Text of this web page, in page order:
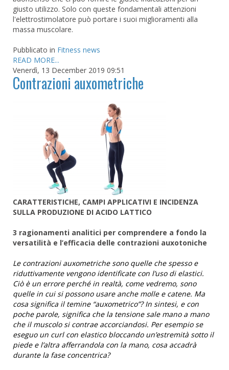
giusto utilizzo. Solo con queste fondamentali attenzioni
l'elettrostimolatore può portare i suoi miglioramenti alla
massa muscolare.
Pubblicato in Fitness news
READ MORE...
Venerdì, 13 December 2019 09:51
Contrazioni auxometriche
CARATTERISTICHE, CAMPI APPLICATIVI E INCIDENZA
SULLA PRODUZIONE DI ACIDO LATTICO
3 ragionamenti analitici per comprendere a fondo la
versatilità e l’efficacia delle contrazioni auxotoniche
Le contrazioni auxometriche sono quelle che spesso e
riduttivamente vengono identificate con l’uso di elastici.
Ciò è un errore perché in realtà, come vedremo, sono
quelle in cui si possono usare anche molle e catene. Ma
cosa significa il temine “auxometrico”? In sintesi, e con
poche parole, significa che la tensione sale mano a mano
che il muscolo si contrae accorciandosi. Per esempio se
eseguo un curl con elastico bloccando un’estremità sotto il
piede e l’altra afferrandola con la mano, cosa accadrà
durante la fase concentrica?